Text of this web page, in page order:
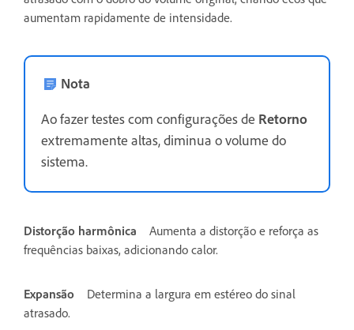
aumentam rapidamente de intensidade.
Nota
Ao fazer testes com configurações de Retorno
extremamente altas, diminua o volume do
sistema.
Distorção harmônica
Aumenta a distorção e reforça as
frequências baixas, adicionando calor.
Expansão
Determina a largura em estéreo do sinal
atrasado.